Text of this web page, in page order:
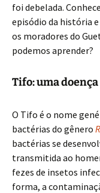
foi debelada.
episódio da história
os moradores do
podemos aprender?
Tifo: uma
O Tifo é o nome
bactérias do gênero
bactérias se
transmitida ao
fezes de insetos
forma, a